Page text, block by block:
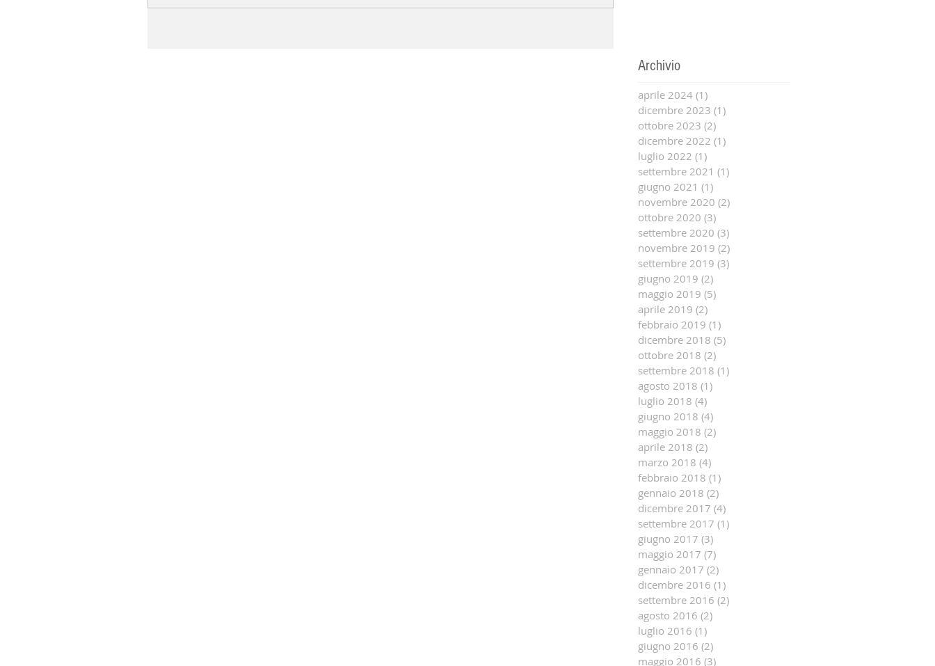
Archivio
aprile 2024 (1)
dicembre 2023 (1)
ottobre 2023 (2)
dicembre 2022 (1)
luglio 2022 (1)
settembre 2021 (1)
giugno 2021 (1)
novembre 2020 (2)
ottobre 2020 (3)
settembre 2020 (3)
novembre 2019 (2)
settembre 2019 (3)
giugno 2019 (2)
maggio 2019 (5)
aprile 2019 (2)
febbraio 2019 (1)
dicembre 2018 (5)
ottobre 2018 (2)
settembre 2018 (1)
agosto 2018 (1)
luglio 2018 (4)
giugno 2018 (4)
maggio 2018 (2)
aprile 2018 (2)
marzo 2018 (4)
febbraio 2018 (1)
gennaio 2018 (2)
dicembre 2017 (4)
settembre 2017 (1)
giugno 2017 (3)
maggio 2017 (7)
gennaio 2017 (2)
dicembre 2016 (1)
settembre 2016 (2)
agosto 2016 (2)
luglio 2016 (1)
giugno 2016 (2)
maggio 2016 (3)